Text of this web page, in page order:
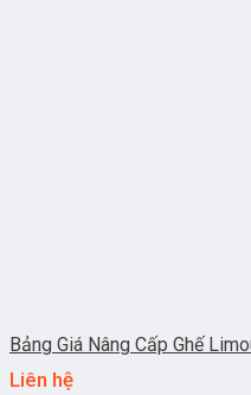
Bảng Giá Nâng Cấp Ghế
Liên hệ